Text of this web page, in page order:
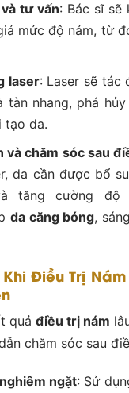
tư vấn: Bác sĩ sẽ
mức độ nám, từ
laser: Laser sẽ tác
tàn nhang, phá
tạo da.
và chăm sóc sau
da cần được bổ
tăng cường độ
da căng bóng,
Khi Điều Trị
quả điều trị nám
chăm sóc sau
ngặt: Sử